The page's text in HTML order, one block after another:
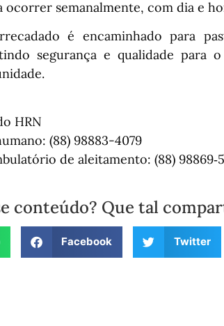
ocorrer semanalmente, com dia e
é encaminhado para
segurança e qualidade para
HRN
(88) 98883-4079
de aleitamento: (88)
conteúdo? Que tal
Facebook Twitter